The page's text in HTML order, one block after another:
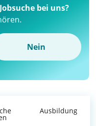
bei uns?
Nein
Ausbildung